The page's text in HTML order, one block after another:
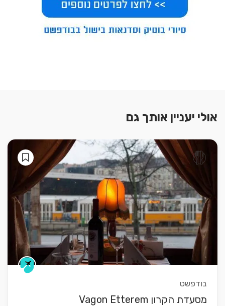
אולי יעניין אותך גם
בודפשט
מסעדת הקרון Vagon Etterem